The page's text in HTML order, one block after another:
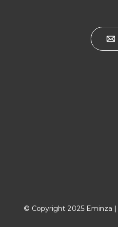
© Copyright 2025 Eminza